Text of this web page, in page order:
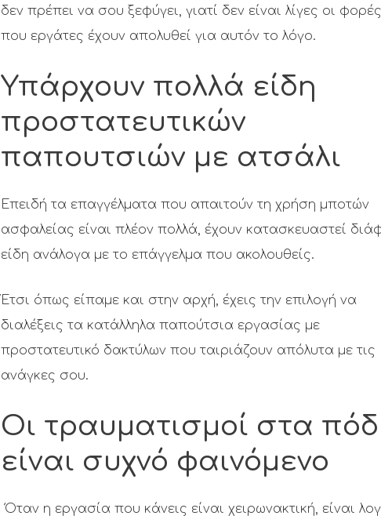
δεν πρέπει να σου ξεφύγει, γιατί δεν είναι λίγες οι φορές
που εργάτες έχουν απολυθεί για αυτόν το λόγο.
Υπάρχουν πολλά είδη
προστατευτικών
παπουτσιών με ατσάλι
Επειδή τα επαγγέλματα που απαιτούν τη χρήση μποτών
ασφαλείας είναι πλέον πολλά, έχουν κατασκευαστεί
είδη ανάλογα με το επάγγελμα που ακολουθείς.
Έτσι όπως είπαμε και στην αρχή, έχεις την επιλογή να
διαλέξεις τα κατάλληλα παπούτσια εργασίας με
προστατευτικό δακτύλων που ταιριάζουν απόλυτα με τις
ανάγκες σου.
Οι τραυματισμοί στα
είναι συχνό φαινόμενο
Όταν η εργασία που κάνεις είναι χειρωνακτική, είναι